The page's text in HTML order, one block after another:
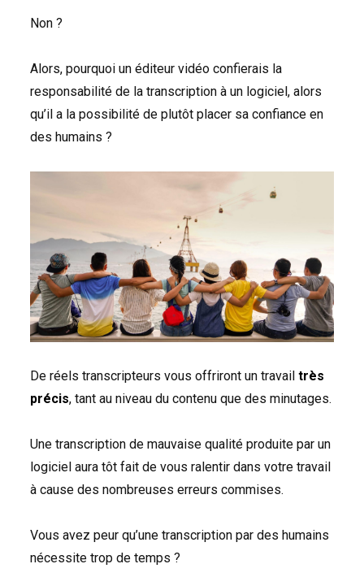
Non ?
Alors, pourquoi un éditeur vidéo confierais la
responsabilité de la transcription à un logiciel, alors
qu’il a la possibilité de plutôt placer sa confiance en
des humains ?
De réels transcripteurs vous offriront un travail très
précis, tant au niveau du contenu que des minutages.
Une transcription de mauvaise qualité produite par un
logiciel aura tôt fait de vous ralentir dans votre travail
à cause des nombreuses erreurs commises.
Vous avez peur qu’une transcription par des humains
nécessite trop de temps ?